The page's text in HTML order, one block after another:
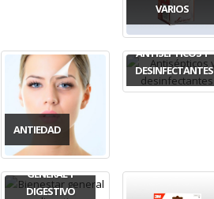
VARIOS
ANTIEDAD
ANTISÉPTICOS Y
DESINFECTANTES
BIENESTAR
GENERAL Y
DIGESTIVO